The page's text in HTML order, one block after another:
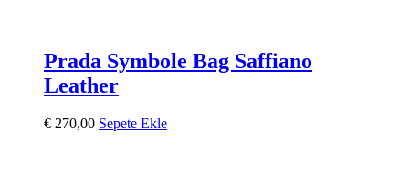
Prada Symbole Bag Saffiano
Leather
€ 270,00 Sepete Ekle